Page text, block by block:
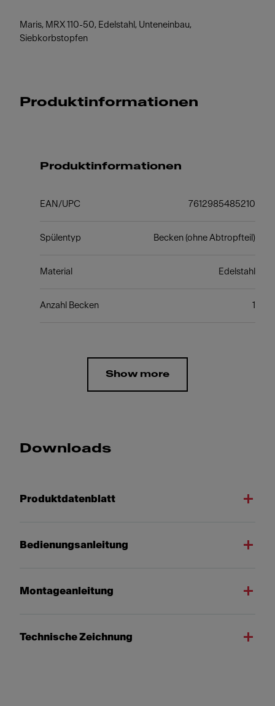
Maris, MRX 110-50, Edelstahl, Unteneinbau,
Siebkorbstopfen
Produktinformationen
Produktinformationen
EAN/UPC 7612985485210
Spülentyp Becken (ohne Abtropfteil)
Material Edelstahl
Anzahl Becken 1
Show more
Downloads
Produktdatenblatt
Bedienungsanleitung
Montageanleitung
Technische Zeichnung